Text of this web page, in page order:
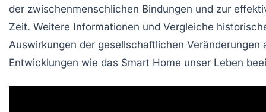
der zwischenmenschlichen Bindungen und zur
Zeit. Weitere Informationen und Vergleiche
Auswirkungen der gesellschaftlichen
Entwicklungen wie das Smart Home unser Leben